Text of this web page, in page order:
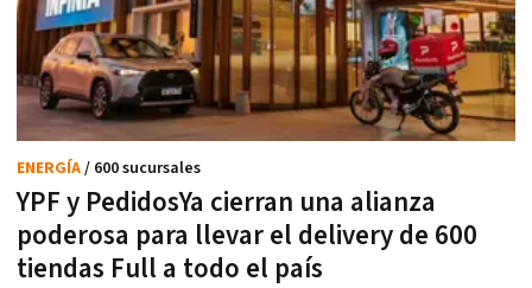
YPF y PedidosYa cierran una alianza
poderosa para llevar el delivery de 600
tiendas Full a todo el país
ENERGÍA/ 600 sucursales